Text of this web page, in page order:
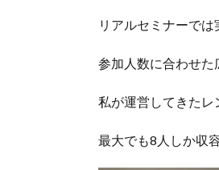
リアルセミナーでは
参加人数に合わせた
私が運営してきたレ
最大でも8人しか収